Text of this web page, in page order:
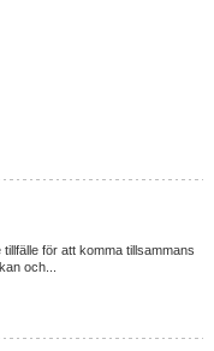
för att komma tillsammans
och...